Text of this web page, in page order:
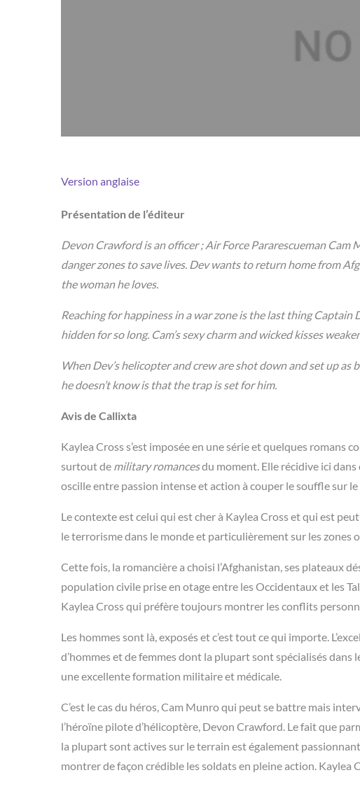
Version anglaise
Présentation de l’éditeur
Devon Crawford is an officer ; Air Force Pararescueman
danger zones to save lives. Dev wants to return home from
the woman he loves.
Reaching for happiness in a war zone is the last thing Captain
hidden for so long. Cam’s sexy charm and wicked kisses
When Dev’s helicopter and crew are shot down and set up
he doesn’t know is that the trap is set for him.
Avis de Callixta
Kaylea Cross s’est imposée en une série et quelques romans
surtout de military romancesdu moment. Elle récidive ici dans
oscille entre passion intense et action à couper le souffle sur
Le contexte est celui qui est cher à Kaylea Cross et qui est
le terrorisme dans le monde et particulièrement sur les zones
Cette fois, la romancière a choisi l’Afghanistan, ses plateaux
population civile prise en otage entre les Occidentaux et les
Kaylea Cross qui préfère toujours montrer les conflits
Les hommes sont là, exposés et c’est tout ce qui importe.
d’hommes et de femmes dont la plupart sont spécialisés
une excellente formation militaire et médicale.
C’est le cas du héros, Cam Munro qui peut se battre mais
l’héroïne pilote d’hélicoptère, Devon Crawford. Le fait que
la plupart sont actives sur le terrain est également
montrer de façon crédible les soldats en pleine action. Kaylea